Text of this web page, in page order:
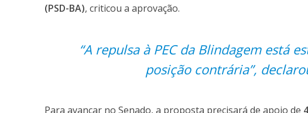
(PSD-BA), criticou a aprovação.
“A repulsa à PEC da Blindagem está
posição contrária”,
Para avançar no Senado, a proposta precisará de apoio de